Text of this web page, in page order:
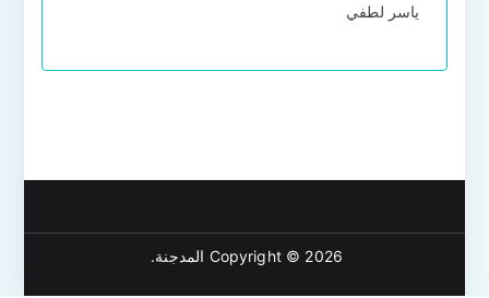
ياسر لطفي
Copyright © 2026 المدجنة.